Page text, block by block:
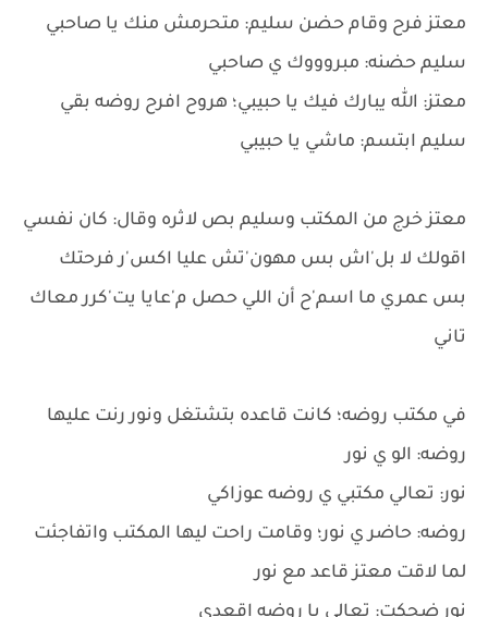
معتز فرح وقام حضن سليم: متحرمش منك يا صاحبي
سليم حضنه: مبروووك ي صاحبي
معتز: الله يبارك فيك يا حبيبي؛ هروح افرح روضه بقي
سليم ابتسم: ماشي يا حبيبي
معتز خرج من المكتب وسليم بص لاثره وقال: كان نفسي
اقولك لا بل'اش بس مهون'تش عليا اكس'ر فرحتك
بس عمري ما اسم'ح أن اللي حصل م'عايا يت'كرر معاك
تاني
في مكتب روضه؛ كانت قاعده بتشتغل ونور رنت عليها
روضه: الو ي نور
نور: تعالي مكتبي ي روضه عوزاكي
روضه: حاضر ي نور؛ وقامت راحت ليها المكتب واتفاجئت
لما لاقت معتز قاعد مع نور
نور ضحكت: تعالي يا روضه اقعدي